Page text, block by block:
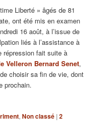
Liberté » âgés de 81
ont été mis en examen
16 août, à l’issue de
liés à l’assistance à
répression fait suite à
Velleron Bernard Senet,
choisir sa fin de vie, dont
prochain.
,Non classé |2